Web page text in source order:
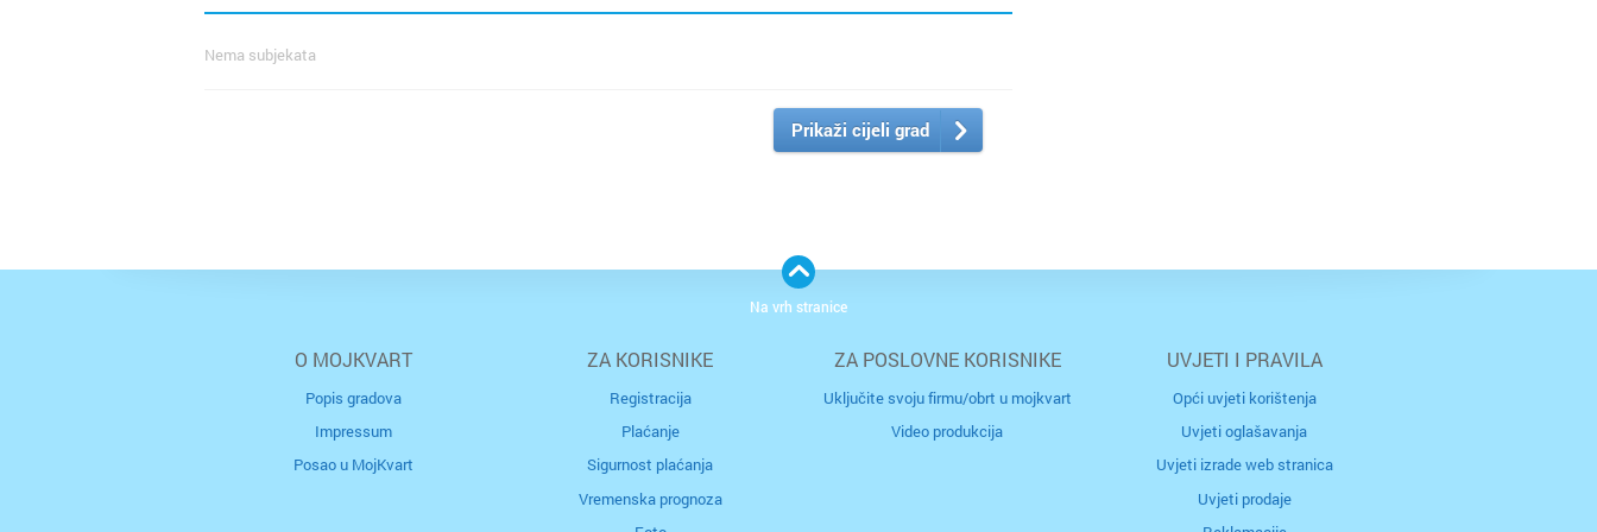
Nema subjekata
Prikaži cijeli grad
O MOJKVART
Popis gradova
Impressum
Posao u MojKvart
ZA KORISNIKE
Registracija
Plaćanje
Sigurnost plaćanja
Vremenska prognoza
ZA POSLOVNE KORISNIKE
Uključite svoju firmu/obrt u mojkvart
Video produkcija
UVJETI I PRAVILA
Opći uvjeti korištenja
Uvjeti oglašavanja
Uvjeti izrade web stranica
Uvjeti prodaje
Na vrh stranice